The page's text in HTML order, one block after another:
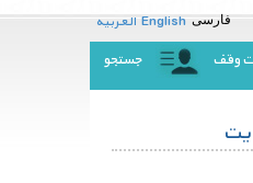
فارسی English العربیه
وقف جستجو